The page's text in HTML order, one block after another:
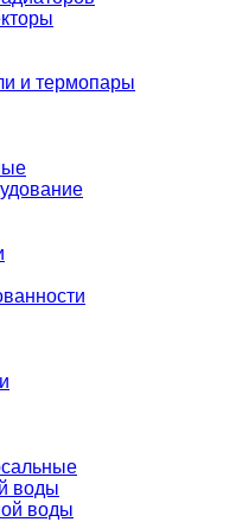
и термопары
воды
воды